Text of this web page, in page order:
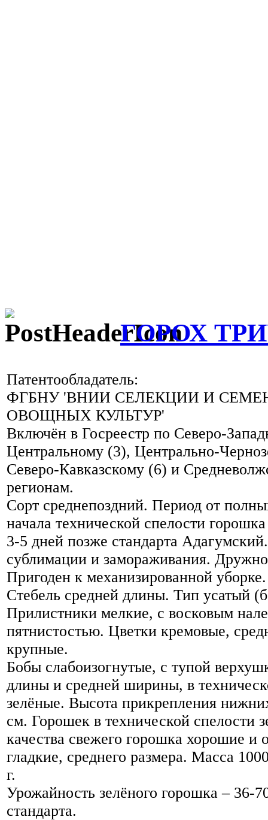
ГОРОХ
Патентообладатель:
ФГБНУ 'ВНИИ СЕЛЕКЦИИ И
ОВОЩНЫХ КУЛЬТУР'
Включён в Госреестр по Северо-
Центральному (3), Центрально-
Северо-Кавказскому (6) и
регионам.
Сорт среднепоздний. Период от
начала технической спелости
3-5 дней позже стандарта
сублимации и замораживания.
Пригоден к механизированной уборке.
Стебель средней длины. Тип усатый
Прилистники мелкие, с восковым
пятнистостью. Цветки кремовые,
крупные.
Бобы слабоизогнутые, с тупой
длины и средней ширины, в
зелёные. Высота прикрепления
см. Горошек в технической спелости
качества свежего горошка хорошие и
гладкие, среднего размера. Масса
г.
Урожайность зелёного горошка – 36-
стандарта.